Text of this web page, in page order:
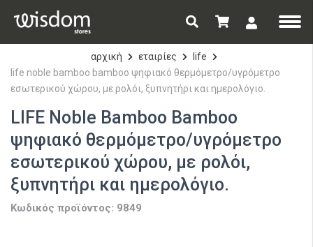
αρχική εταιρίες
life
life noble bamboo bamboo ψηφιακό θερμόμετρο/υγρόμετρο
εσωτερικού χώρου, με ρολόι, ξυπνητήρι και ημερολόγιο.
LIFE Noble Bamboo Bamboo
ψηφιακό θερμόμετρο/υγρόμετρο
εσωτερικού χώρου, με ρολόι,
ξυπνητήρι και ημερολόγιο.
Κωδικός προϊόντος: 9849